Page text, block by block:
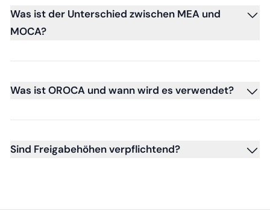
Was ist der Unterschied zwischen MEA und
MOCA?
Was ist OROCA und wann wird es verwendet?
Sind Freigabehöhen verpflichtend?